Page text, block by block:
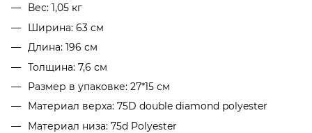
Вес: 1,05 кг
Ширина: 63 см
Длина: 196 см
Толщина: 7,6 см
Размер в упаковке: 27*15 см
Материал верха: 75D double diamond polyester
Материал низа: 75d Polyester